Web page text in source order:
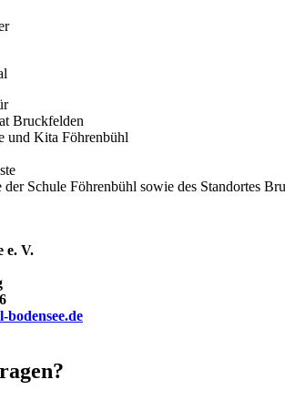
Bruckfelden
und Kita Föhrenbühl
Schule Föhrenbühl sowie des Standortes
e. V.
bodensee.de